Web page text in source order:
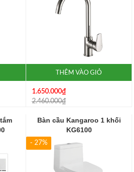
THÊM VÀO GIỎ
1.650.000₫
2.460.000₫
Bàn cầu Kangaroo 1 khối
KG6100
- 27%